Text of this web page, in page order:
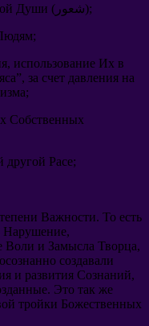
Души
(شعور);
;
, использование Их в
”, за счет давления на
;
Собственных
Расе;
Важности. То есть
Нарушение,
Воли и Замысла Творца,
осознанно создавали
и развития Сознаний,
. Это так же
тройки Божественных